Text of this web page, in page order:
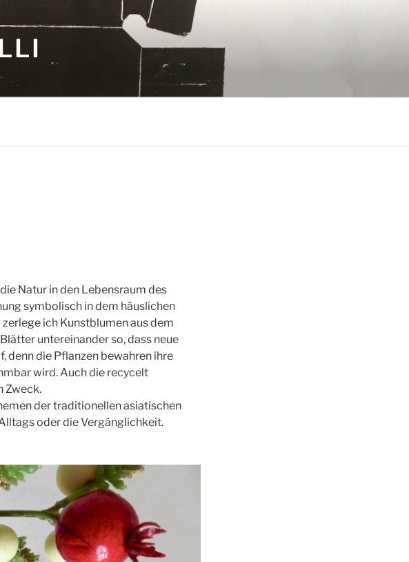
Natur in den Lebensraum des
symbolisch in dem häuslichen
ich Kunstblumen aus dem
untereinander so, dass neue
denn die Pflanzen bewahren ihre
wird. Auch die recycelt
Zweck.
der traditionellen asiatischen
oder die Vergänglichkeit.